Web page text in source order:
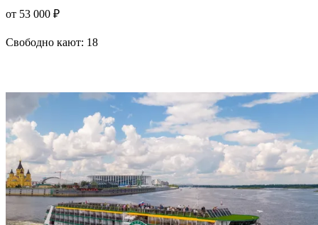
от 53 000 ₽
Свободно кают: 18